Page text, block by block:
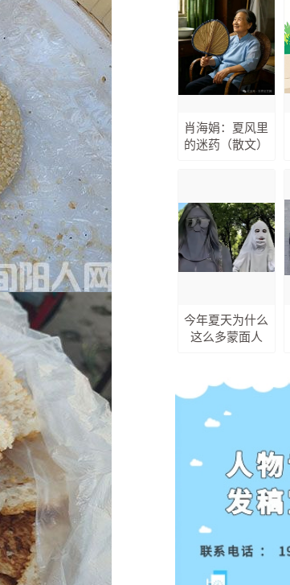
肖海娟：夏风里
的迷药（散文）
今年夏天为什么
这么多蒙面人